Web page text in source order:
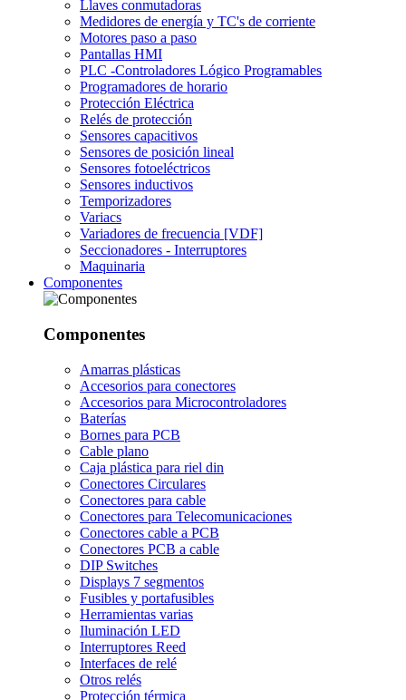
Llaves conmutadoras
Medidores de energía y TC's de corriente
Motores paso a paso
Pantallas HMI
PLC -Controladores Lógico Programables
Programadores de horario
Protección Eléctrica
Relés de protección
Sensores capacitivos
Sensores de posición lineal
Sensores fotoeléctricos
Sensores inductivos
Temporizadores
Variacs
Variadores de frecuencia [VDF]
Seccionadores - Interruptores
Maquinaria
Componentes
Componentes
Amarras plásticas
Accesorios para conectores
Accesorios para Microcontroladores
Baterías
Bornes para PCB
Cable plano
Caja plástica para riel din
Conectores Circulares
Conectores para cable
Conectores para Telecomunicaciones
Conectores cable a PCB
Conectores PCB a cable
DIP Switches
Displays 7 segmentos
Fusibles y portafusibles
Herramientas varias
Iluminación LED
Interruptores Reed
Interfaces de relé
Otros relés
Protección térmica